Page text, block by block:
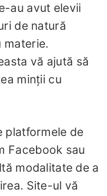
au avut elevii
de natură
materie.
vă ajută să
minții cu
platformele de
Facebook sau
modalitate de a
Site-ul vă